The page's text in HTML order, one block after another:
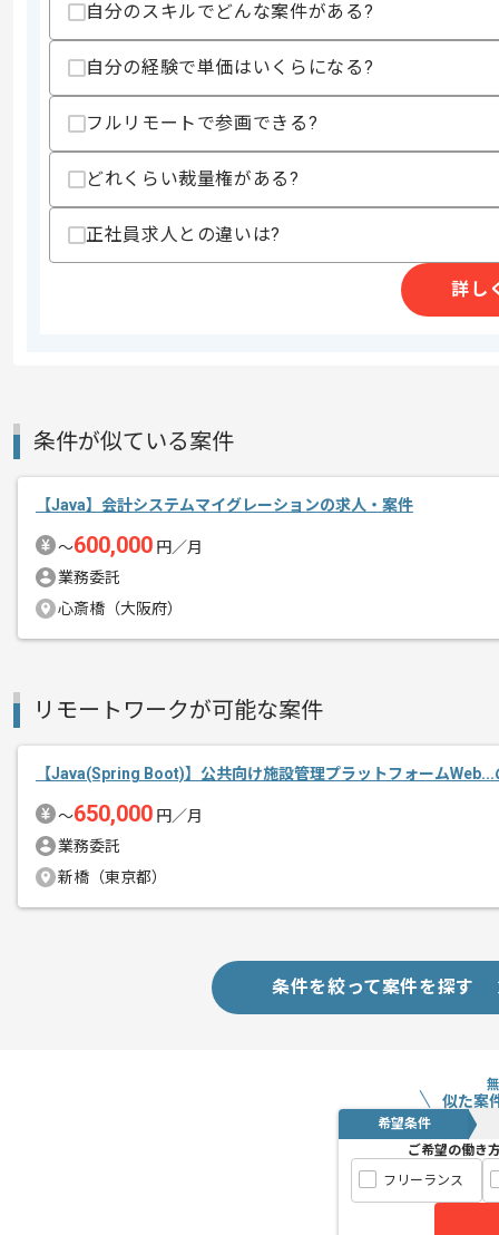
上記に似た経験やスキルをお持ちであれば申
精算・お支払い
支払いサイト
商談回数
1回
エージェントからのコ
メント
週5日常駐での作業を想定しております
自分のスキルでどんな案件がある?
自分の経験で単価はいくらになる?
フルリモートで参画できる?
どれくらい裁量権がある?
正社員求人との違いは?
詳し
条件が似ている案件
【Java】会計システムマイグレーションの求人・案件
〜600,000 円／月
業務委託
心斎橋（大阪府）
リモートワークが可能な案件
【Java(Spring Boot)】公共向け施設管理プラットフォーム
〜650,000 円／月
業務委託
新橋（東京都）
条件を絞って案件を探す
似た案
希望条件
ご希望の働き
フリーランス